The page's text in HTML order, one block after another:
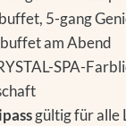
5-gang
am Abend
SPA-
gültig für alle